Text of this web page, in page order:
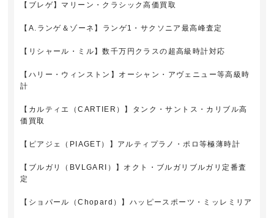
【ブレゲ】マリーン・クラシック高価買取
【A.ランゲ＆ゾーネ】ランゲ1・サクソニア最高峰査定
【リシャール・ミル】数千万円クラスの超高級時計対応
【ハリー・ウィンストン】オーシャン・アヴェニュー等高級時
計
【カルティエ（CARTIER）】タンク・サントス・カリブル高
価買取
【ピアジェ（PIAGET）】アルティプラノ・ポロ等極薄時計
【ブルガリ（BVLGARI）】オクト・ブルガリブルガリ定番査
定
【ショパール（Chopard）】ハッピースポーツ・ミッレミリア